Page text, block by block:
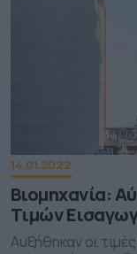
14.01.2022
Βιομηχανία:
Τιμών
Αυξήθηκαν οι